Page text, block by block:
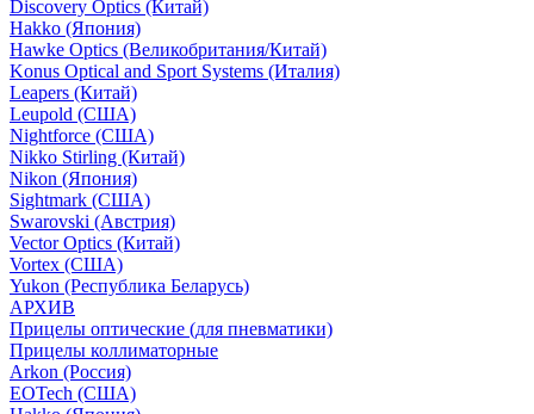
Discovery Optics (Китай)
Hakko (Япония)
Hawke Optics (Великобритания/Китай)
Konus Optical and Sport Systems (Италия)
Leapers (Китай)
Leupold (США)
Nightforce (США)
Nikko Stirling (Китай)
Nikon (Япония)
Sightmark (США)
Swarovski (Австрия)
Vector Optics (Китай)
Vortex (США)
Yukon (Республика Беларусь)
АРХИВ
Прицелы оптические (для пневматики)
Прицелы коллиматорные
Arkon (Россия)
EOTech (США)